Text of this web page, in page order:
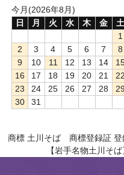
今月(2026年8月)
日
月 火 水 木 金
土
1
2
3 4 5 6 7
8
9
10 11 12 13 14
16
17 18 19 20 21
22
23
24 25 26 27 28
29
30
31
商標 土川そば 商標登録証
【岩手名物土川そ